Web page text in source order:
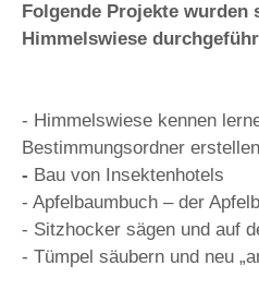
Folgende Projekte wurden
Himmelswiese
- Himmelswiese kennen
Bestimmungsordner erstellen
- Bau von Insektenhotels
- Apfelbaumbuch – der
- Sitzhocker sägen und auf
- Tümpel säubern und neu